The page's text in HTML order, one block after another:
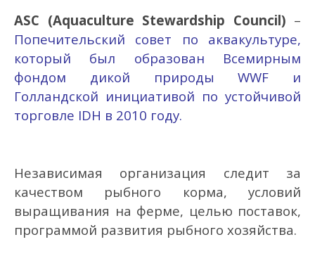
ASC (Aquaculture Stewardship Council) –
Попечительский совет по аквакультуре,
который был образован Всемирным
фондом дикой природы WWF и
Голландской инициативой по устойчивой
торговле IDH в 2010 году.
Независимая организация следит за
качеством рыбного корма, условий
выращивания на ферме, целью поставок,
программой развития рыбного хозяйства.